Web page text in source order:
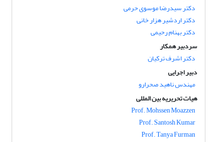
دکتر سیدرضا موسوی حرمی
دکتر اردشیر هزار خانی
دکتر بهنام رحیمی
سردبیر همکار
دکتر اشرف ترکیان
دبیر اجرایی
مهندس ناهید صحرارو
هیات تحریریه بین المللی
Prof. Mohssen Moazzen
Prof. Santosh Kumar
Prof. Tanya Furman